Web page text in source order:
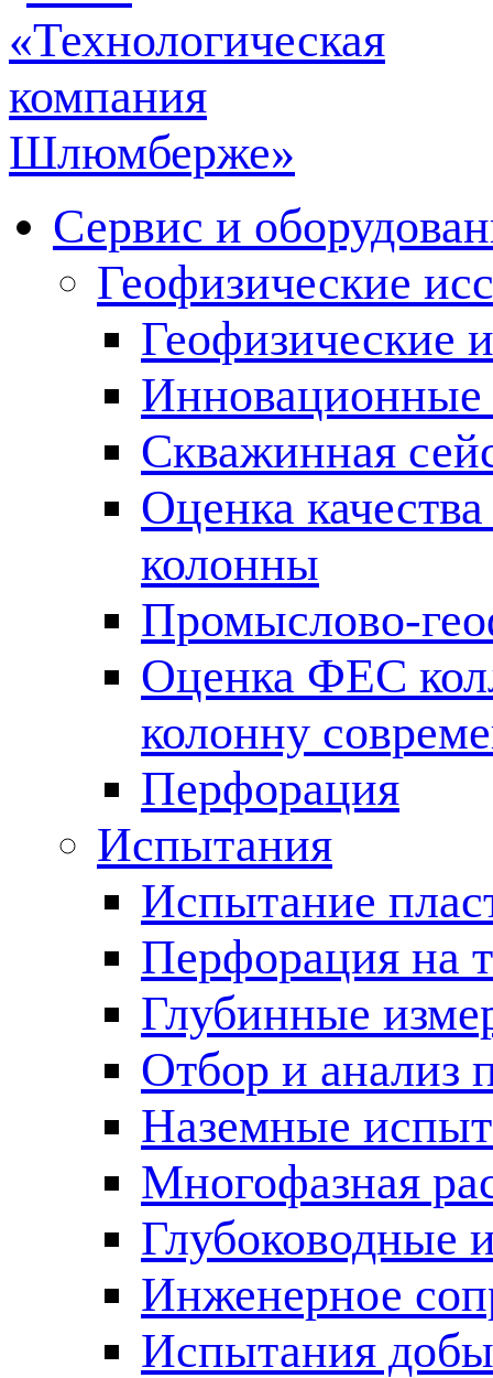
Сервис и
Геофизические
Геофизические
Инновационные
Скважинная
Оценка
колонны
Промыслово-
Оценка ФЕС
колонну
Перфорация
Испытания
Испытание
Перфорация на
Глубинные
Отбор и анализ
Наземные
Многофазная
Глубоководные
Инженерное
Испытания